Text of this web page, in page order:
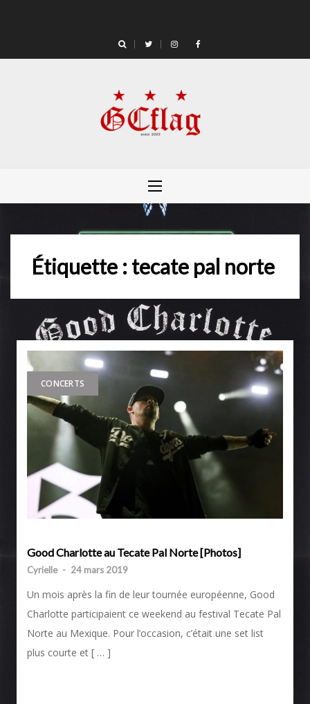
Étiquette :tecate pal norte
CONCERTS
Good Charlotte au Tecate Pal Norte [Photos]
Cyrielle - 24 mars 2019
Un mois après la fin de leur tournée européenne, Good
Charlotte participaient ce weekend au festival Tecate Pal
Norte au Mexique. Pour l’occasion, c’était une set list
plus courte et [ … ]